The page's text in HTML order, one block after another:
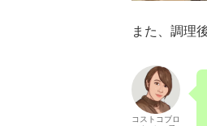
また、調理
コストコブロ